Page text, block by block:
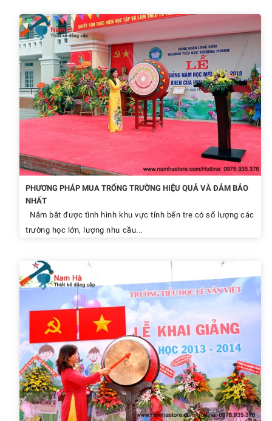
PHƯƠNG PHÁP MUA TRỐNG TRƯỜNG HIỆU QUẢ VÀ ĐẢM BẢO
NHẤT
Nắm bắt được tình hình khu vực tỉnh bến tre có số lượng các
trường học lớn, lượng nhu cầu...